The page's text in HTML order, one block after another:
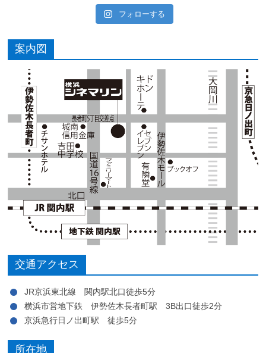
フォローする
案内図
交通アクセス
JR京浜東北線 関内駅北口徒歩5分
横浜市営地下鉄 伊勢佐木長者町駅 3B出口徒歩2分
京浜急行日ノ出町駅 徒歩5分
所在地